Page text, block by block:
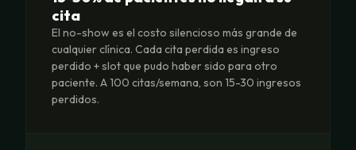
cita
El no-show es el costo silencioso más grande de
cualquier clínica. Cada cita perdida es ingreso
perdido + slot que pudo haber sido para otro
paciente. A 100 citas/semana, son 15-30 ingresos
perdidos.